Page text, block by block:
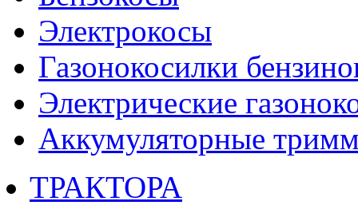
Электрокосы
Газонокосилки
Электрические
Аккумуляторные
ТРАКТОРА